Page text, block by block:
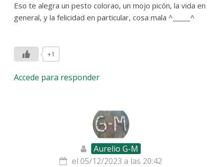
Eso te alegra un pesto colorao, un mojo picón, la vida en
general, y la felicidad en particular, cosa mala ^_____^
+1
Accede para responder
Aurelio G-M
el 05/12/2023 a las 20:42